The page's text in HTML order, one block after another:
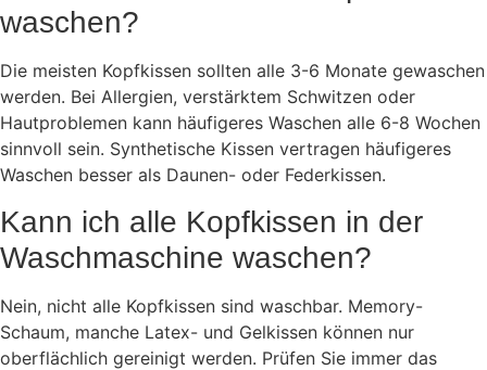
waschen?
Die meisten Kopfkissen sollten alle 3-6 Monate gewaschen
werden. Bei Allergien, verstärktem Schwitzen oder
Hautproblemen kann häufigeres Waschen alle 6-8 Wochen
sinnvoll sein. Synthetische Kissen vertragen häufigeres
Waschen besser als Daunen- oder Federkissen.
Kann ich alle Kopfkissen in der
Waschmaschine waschen?
Nein, nicht alle Kopfkissen sind waschbar. Memory-
Schaum, manche Latex- und Gelkissen können nur
oberflächlich gereinigt werden. Prüfen Sie immer das